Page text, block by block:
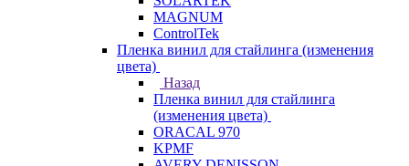
MAGNUM
ControlTek
Пленка винил для стайлинга (изменения
цвета)
Назад
Пленка винил для стайлинга
(изменения цвета)
ORACAL 970
KPMF